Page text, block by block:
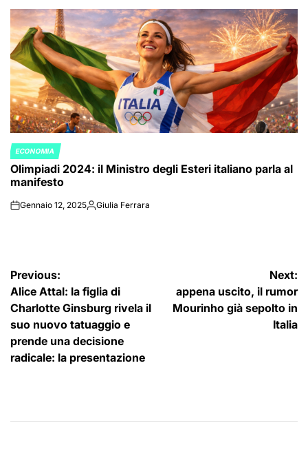
POSTED
IN
ECONOMIA
Olimpiadi 2024: il Ministro degli Esteri italiano parla al
manifesto
onGennaio 12, 2025Posted
Giulia Ferrara
Navigazione
articoli
Previous:
Alice Attal: la figlia di
Charlotte Ginsburg rivela il
suo nuovo tatuaggio e
prende una decisione
radicale: la presentazione
Next:
appena uscito, il rumor
Mourinho già sepolto in
Italia